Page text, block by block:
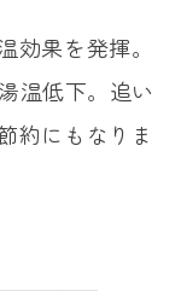
果を発揮。
温低下。追い
約にもなりま